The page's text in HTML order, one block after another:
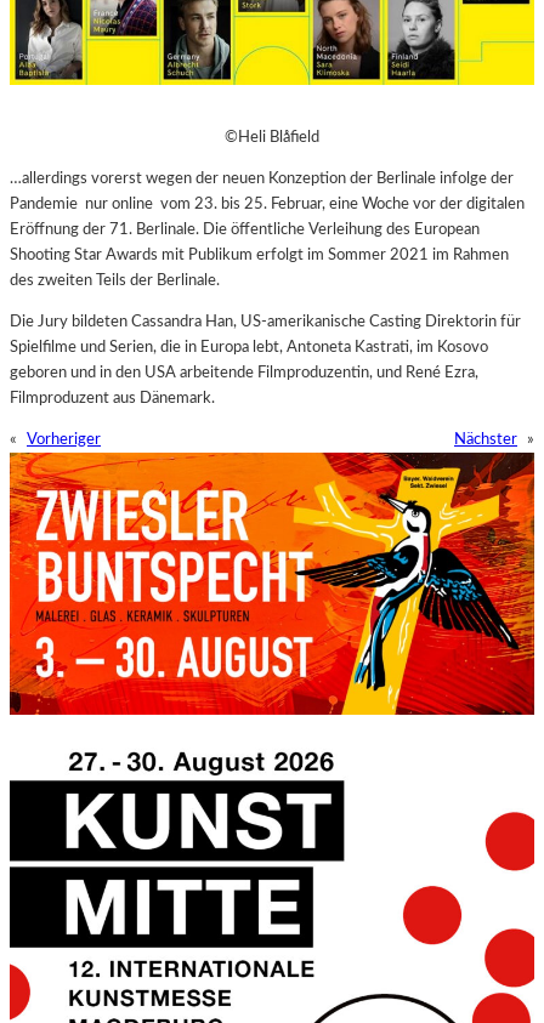
©Heli Blåfield
…allerdings vorerst wegen der neuen Konzeption der Berlinale infolge der
Pandemie nur online vom 23. bis 25. Februar, eine Woche vor der digitalen
Eröffnung der 71. Berlinale. Die öffentliche Verleihung des European
Shooting Star Awards mit Publikum erfolgt im Sommer 2021 im Rahmen
des zweiten Teils der Berlinale.
Die Jury bildeten Cassandra Han, US-amerikanische Casting Direktorin für
Spielfilme und Serien, die in Europa lebt, Antoneta Kastrati, im Kosovo
geboren und in den USA arbeitende Filmproduzentin, und René Ezra,
Filmproduzent aus Dänemark.
« Vorheriger Nächster »